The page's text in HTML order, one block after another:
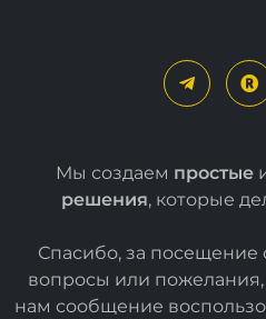
Мы создаем простые
решения, которые
Спасибо, за посещение
вопросы или
нам сообщение